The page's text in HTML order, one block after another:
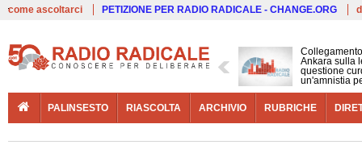
come ascoltarci PETIZIONE PER RADIO RADICALE - CHANGE.ORG
Ankara sulla
questione
un'amnistia
PALINSESTO RIASCOLTA ARCHIVIO RUBRICHE